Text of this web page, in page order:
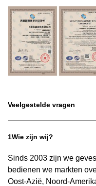
Veelgestelde vragen
1Wie zijn wij?
Sinds 2003 zijn we
bedienen we markten
Oost-Azië, Noord-